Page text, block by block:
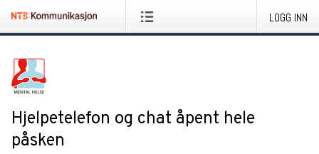
LOGG INN
Hjelpetelefon og chat åpent hele
påsken